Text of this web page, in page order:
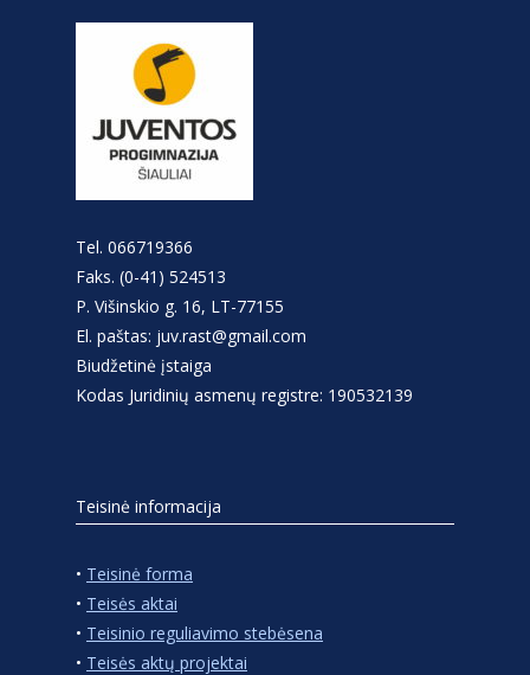
Tel. 066719366
Faks. (0-41) 524513
P. Višinskio g. 16, LT-77155
El. paštas: juv.rast@gmail.com
Biudžetinė įstaiga
Kodas Juridinių asmenų registre: 190532139
Teisinė informacija
• Teisinė forma
• Teisės aktai
• Teisinio reguliavimo stebėsena
• Teisės aktų projektai